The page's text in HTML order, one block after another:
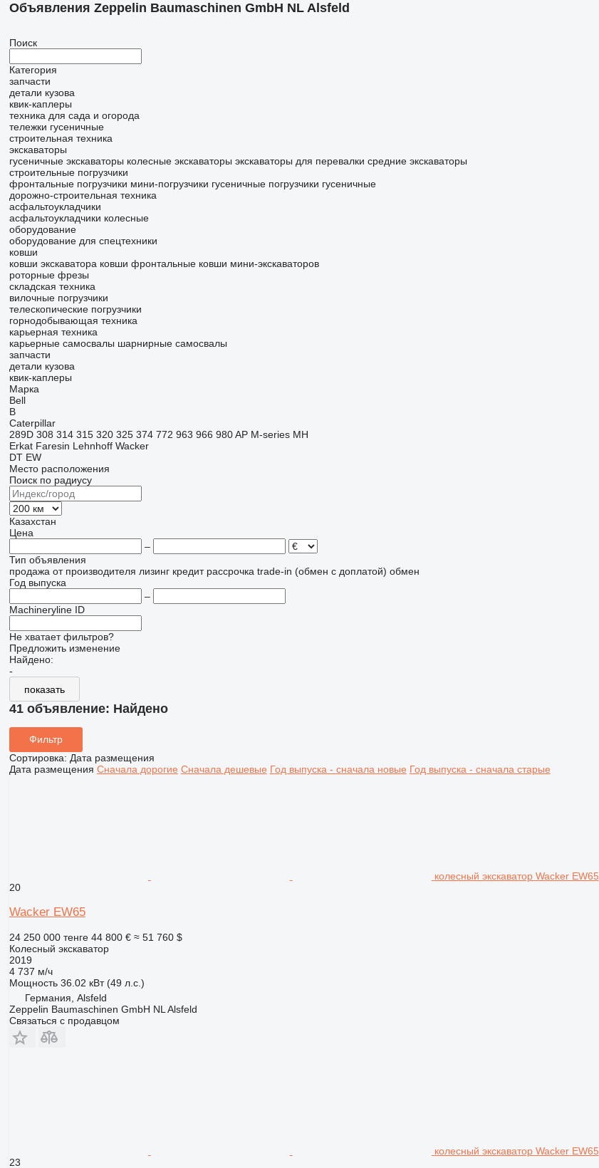
Объявления Zeppelin Baumaschinen GmbH NL Alsfeld
Поиск
Категория
запчасти
детали кузова
квик-каплеры
техника для сада и огорода
тележки гусеничные
строительная техника
экскаваторы
гусеничные экскаваторы колесные экскаваторы экскаваторы для перевалки средние экскаваторы
строительные погрузчики
фронтальные погрузчики мини-погрузчики гусеничные погрузчики гусеничные
дорожно-строительная техника
асфальтоукладчики
асфальтоукладчики колесные
оборудование
оборудование для спецтехники
ковши
ковши экскаватора ковши фронтальные ковши мини-экскаваторов
роторные фрезы
складская техника
вилочные погрузчики
телескопические погрузчики
горнодобывающая техника
карьерная техника
карьерные самосвалы шарнирные самосвалы
запчасти
детали кузова
квик-каплеры
Марка
Bell
B
Caterpillar
289D 308 314 315 320 325 374 772 963 966 980 AP M-series MH
Erkat Faresin Lehnhoff Wacker
DT EW
Место расположения
Поиск по радиусу
Казахстан
Цена
–
Тип объявления
продажа от производителя лизинг кредит рассрочка trade-in (обмен с доплатой) обмен
Год выпуска
–
Machineryline ID
Не хватает фильтров?
Предложить изменение
Найдено:
-
показать
41 объявление: Найдено
Фильтр
Сортировка: Дата размещения
Дата размещения Сначала дорогие Сначала дешевые Год выпуска - сначала новые Год выпуска - сначала старые
колесный экскаватор Wacker EW65
20
Wacker EW65
24 250 000 тенге 44 800 € ≈ 51 760 $
Колесный экскаватор
2019
4 737 м/ч
Мощность 36.02 кВт (49 л.с.)
Германия, Alsfeld
Zeppelin Baumaschinen GmbH NL Alsfeld
Связаться с продавцом
колесный экскаватор Wacker EW65
23